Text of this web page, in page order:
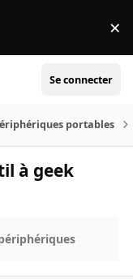
×
Se connecter
portables
à geek